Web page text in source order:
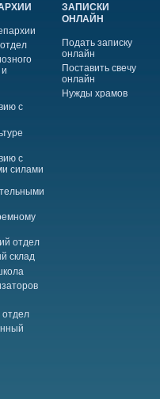
с
с
силами
отдел
склад
ЗАПИСКИ
ОНЛАЙН
Подать записку
онлайн
Поставить свечу
онлайн
Нужды храмов